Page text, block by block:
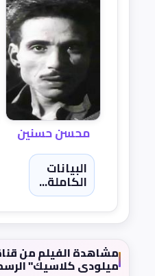
محسن حسنين
البيانات
الكاملة...
ميلودى كلاسيك"